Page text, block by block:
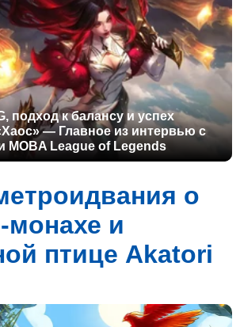
подход к балансу и успех
— Главное из интервью с
MOBA League of Legends
о
монахе и
птице Akatori